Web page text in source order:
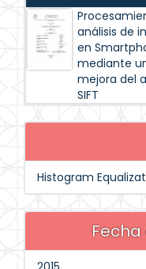
análisis de
en
mediante
mejora del
SIFT
Histogram